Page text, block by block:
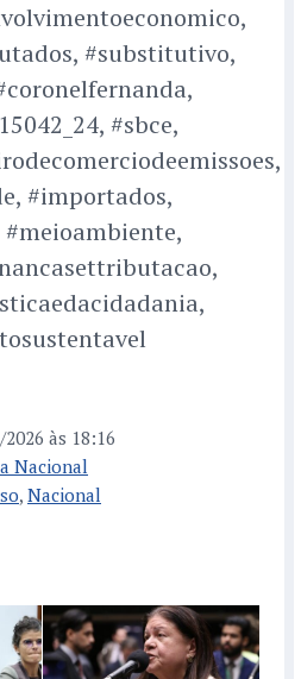
#substitutivo,
#sbce,
#importados,
às 18:16
Nacional
, Nacional